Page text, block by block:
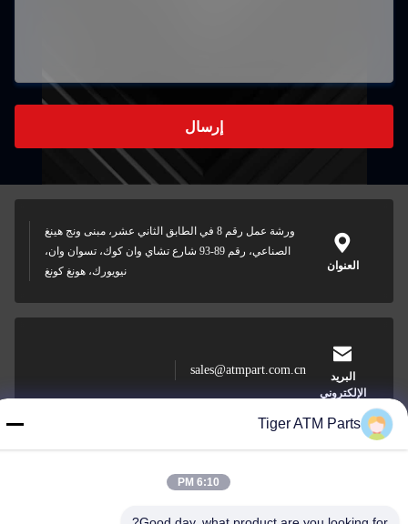
إرسال
العنوان
ورشة عمل رقم 8 في الطابق الثاني عشر، مبنى ونج هينغ
الصناعي، رقم 89-93 شارع تشاي وان كوك، تسوان وان،
نيويورك، هونغ كونغ
البريد
الإلكتروني
sales@atmpart.com.cn
000-86-0756-5162218
Tiger ATM Parts
6:10 PM